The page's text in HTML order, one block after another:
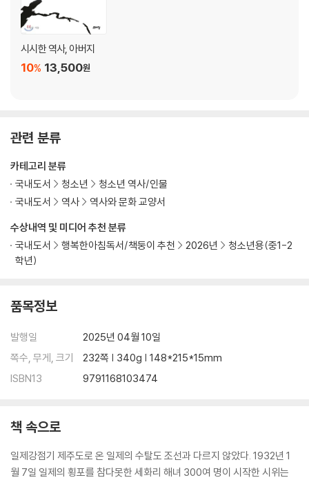
김주열의 죽음으로 어떤 일이 일어났을까
- 혁명의 불씨가 되다
- 4·19 혁명
이승만은 어떻게 쫓겨났을까
5·18 민주화 운동
쿠데타는 어떻게 일어난 것일까
- 5·16 군사 쿠데타
박정희는 누구일까
- 다카기 마사오와 공산주의자
박정희는 이승만과 달랐을까
- 장기 집권의 욕심
서울의 봄은 정말 봄이었을까
왜 진압 준비부터 했을까
- 신군부의 치밀한 계산
광주에서는 어떤 일이 벌어졌을까
- 시민항쟁은 아직 끝나지 않았다
5 ·18 이후 ― 5 ·18을 기억하려는 기록
6·10 민주항쟁
시시한 역사, 아버지
13,500원
10%
관련 분류
수상내역 및 미디어 추천 분류
국내도서
행복한아침독서/책둥이 추천 2026년
청소년용(중1-2
학년)
카테고리 분류
국내도서
청소년
청소년 역사/인물
국내도서
역사 역사와 문화 교양서
품목정보
발행일
2025년 04월 10일
쪽수, 무게, 크기
232쪽 | 340g | 148*215*15mm
ISBN13
9791168103474
책 속으로
일제강점기 제주도로 온 일제의 수탈도 조선과 다르지 않았다. 1932년 1
월 7일 일제의 횡포를 참다못한 세화리 해녀 300여 명이 시작한 시위는